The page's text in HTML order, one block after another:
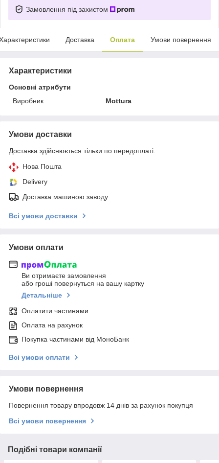
Замовлення під захистом
Доставка Оплата Умови повернення
Характеристики
Основні атрибути
Виробник
Mottura
Умови доставки
Доставка здійснюється тільки по передоплаті.
Нова Пошта
Delivery
Доставка машиною заводу
Всі умови доставки
Умови оплати
Ви отримаєте замовлення
або гроші повернуться на вашу картку
Детальніше
Оплатити частинами
Оплата на рахунок
Покупка частинами від МоноБанк
Всі умови оплати
Умови повернення
Повернення товару впродовж 14 днів за рахунок покупця
Всі умови повернення
Подібні товари компанії